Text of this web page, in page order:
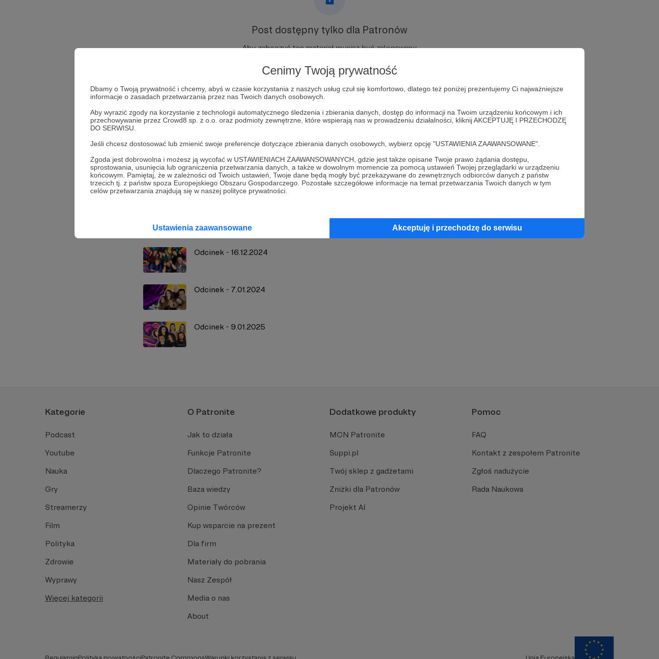
Cenimy Twoją prywatność
Dbamy o Twoją prywatność i chcemy, abyś w czasie korzystania z naszych usług czuł się komfortowo, dlatego też poniżej prezentujemy Ci najważniejsze
informacje o zasadach przetwarzania przez nas Twoich danych osobowych.
Aby wyrazić zgody na korzystanie z technologii automatycznego śledzenia i zbierania danych, dostęp do informacji na Twoim urządzeniu końcowym i ich
przechowywanie przez Crowd8 sp. z o.o. oraz podmioty zewnętrzne, które wspierają nas w prowadzeniu działalności, kliknij AKCEPTUJĘ I PRZECHODZĘ
DO SERWISU.
Jeśli chcesz dostosować lub zmienić swoje preferencje dotyczące zbierania danych osobowych, wybierz opcję "USTAWIENIA ZAAWANSOWANE".
Zgoda jest dobrowolna i możesz ją wycofać w USTAWIENIACH ZAAWANSOWANYCH, gdzie jest także opisane Twoje prawo żądania dostępu,
sprostowania, usunięcia lub ograniczenia przetwarzania danych, a także w dowolnym momencie za pomocą ustawień Twojej przeglądarki w urządzeniu
końcowym. Pamiętaj, że w zależności od Twoich ustawień, Twoje dane będą mogły być przekazywane do zewnętrznych odbiorców danych z państw
trzecich tj. z państw spoza Europejskiego Obszaru Gospodarczego. Pozostałe szczegółowe informacje na temat przetwarzania Twoich danych w tym
celów przetwarzania znajdują się w naszej polityce prywatności.
Ustawienia zaawansowane Akceptuję i przechodzę do serwisu
Post dostępny tylko dla Patronów
Aby zobaczyć ten materiał musisz być zalogowany
Zostań Patronem
Zaloguj się
DZIKIE UCHO Zobacz profil autora
Zobacz również
Odcinek - 16.12.2024
Odcinek - 7.01.2024
Odcinek - 9.01.2025
Kategorie
Podcast
Youtube
Nauka
Gry
Streamerzy
Film
Polityka
Zdrowie
Wyprawy
Więcej kategorii
O Patronite
Jak to działa
Funkcje Patronite
Dlaczego Patronite?
Baza wiedzy
Opinie Twórców
Kup wsparcie na prezent
Dla firm
Materiały do pobrania
Nasz Zespół
Media o nas
About
Dodatkowe produkty
MCN Patronite
Suppi.pl
Twój sklep z gadżetami
Zniżki dla Patronów
Projekt AI
Pomoc
FAQ
Kontakt z zespołem Patronite
Zgłoś nadużycie
Rada Naukowa
RegulaminPolityka prywatnościPatronite CommonsWarunki korzystania z serwisu Unia Europejska